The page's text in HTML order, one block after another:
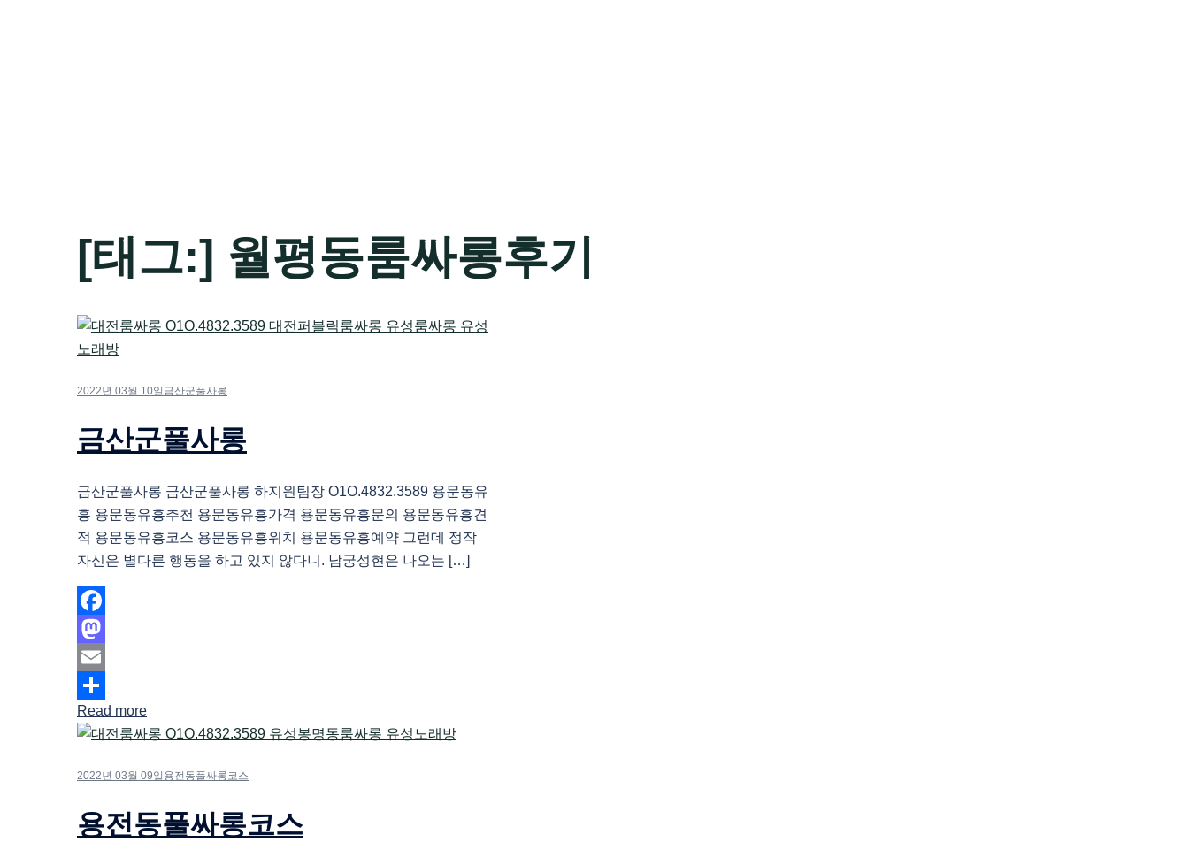
[태그:] 월평동룸싸롱후기
2022년 03월 10일 금산군풀사롱
금산군풀사롱
금산군풀사롱 금산군풀사롱 하지원팀장 O1O.4832.3589 용문동유
흥 용문동유흥추천 용문동유흥가격 용문동유흥문의 용문동유흥견
적 용문동유흥코스 용문동유흥위치 용문동유흥예약 그런데 정작
자신은 별다른 행동을 하고 있지 않다니. 남궁성현은 나오는 […]
Facebook
Mastodon
Email
Share
Read more
2022년 03월 09일 용전동풀싸롱코스
용전동풀싸롱코스